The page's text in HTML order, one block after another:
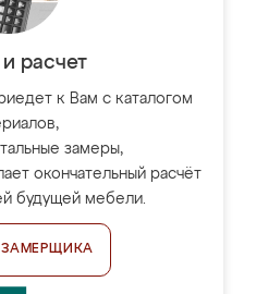
расчет
к Вам с каталогом
замеры,
окончательный расчёт
будущей мебели.
ЗАМЕРЩИКА